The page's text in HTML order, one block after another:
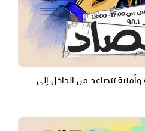
تتصاعد من الداخل إلى